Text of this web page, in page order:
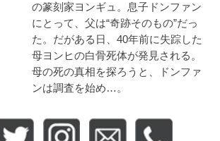
の篆刻家ヨンギュ。息子ドンファン
にとって、父は“奇跡そのもの”だっ
た。だがある日、40年前に失踪した
母ヨンヒの白骨死体が発見される。
母の死の真相を探ろうと、ドンファ
ンは調査を始め…。